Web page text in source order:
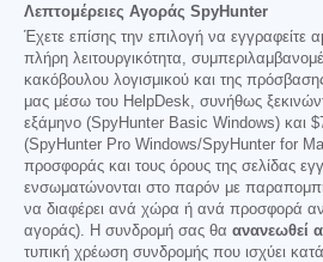
Λεπτομέρειες Αγοράς SpyHunter
Έχετε επίσης την επιλογή να εγγραφείτε
πλήρη λειτουργικότητα,
κακόβουλου λογισμικού και της
μας μέσω του HelpDesk, συνήθως
εξάμηνο (SpyHunter Basic Windows) και
(SpyHunter Pro Windows/SpyHunter for
προσφοράς και τους όρους της σελίδας
ενσωματώνονται στο παρόν με
να διαφέρει ανά χώρα ή ανά προσφορά
αγοράς). Η συνδρομή σας θα ανανεωθεί
τυπική χρέωση συνδρομής που ισχύει